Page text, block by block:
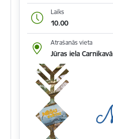
Laiks
10.00
Atrašanās vieta
Jūras iela Carnikavā